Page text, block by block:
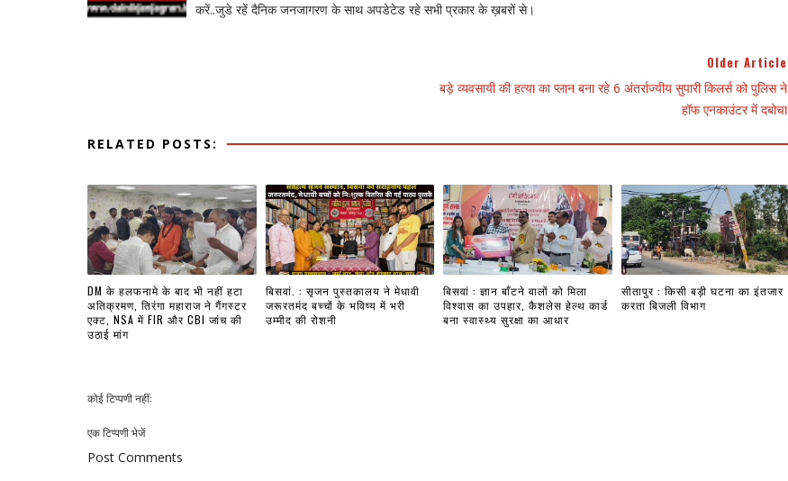
करें..जुडे रहें दैनिक जनजागरण के साथ अपडेटेड रहे सभी प्रकार के ख़बरों से।
Older Article
बड़े व्यवसायी की हत्या का प्लान बना रहे 6 अंतर्राज्यीय सुपारी किलर्स को पुलिस ने
हॉफ एनकाउंटर में दबोचा
RELATED POSTS:
DM के हलफनामे के बाद भी नहीं हटा
अतिक्रमण, तिरंगा महाराज ने गैंगस्टर
एक्ट, NSA में FIR और CBI जांच की
उठाई मांग
बिसवां. : सृजन पुस्तकालय ने मेधावी
जरूरतमंद बच्चों के भविष्य में भरी
उम्मीद की रोशनी
बिसवां : ज्ञान बाँटने वालों को मिला
विश्वास का उपहार, कैशलेस हेल्थ कार्ड
बना स्वास्थ्य सुरक्षा का आधार
सीतापुर : किसी बड़ी घटना का इंतजार
करता बिजली विभाग
कोई टिप्पणी नहीं:
एक टिप्पणी भेजें
Post Comments